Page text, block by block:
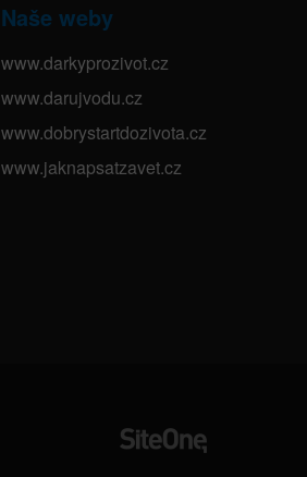
Naše weby
www.darkyprozivot.cz
www.darujvodu.cz
www.dobrystartdozivota.cz
www.jaknapsatzavet.cz